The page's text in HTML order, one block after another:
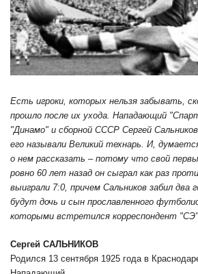
Есть игроки, которых нельзя забывать,
прошло после их ухода. Нападающий
"Динамо" и сборной СССР Сергей
его называли Великий технарь. И,
о нем рассказать – потому что свой
ровно 60 лет назад он сыграл как раз
выиграли 7:0, причем Сальников забил два
будут дочь и сын прославленного
которыми встретился корреспондент
Сергей САЛЬНИКОВ
Родился 13 сентября 1925 года в